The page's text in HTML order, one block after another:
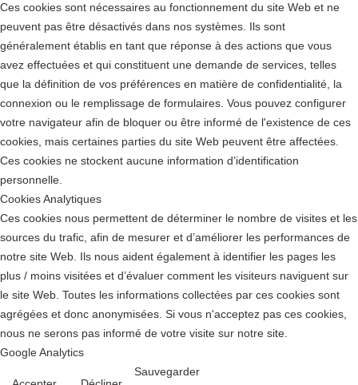
Ces cookies sont nécessaires au fonctionnement du site Web et ne
peuvent pas être désactivés dans nos systèmes. Ils sont
généralement établis en tant que réponse à des actions que vous
avez effectuées et qui constituent une demande de services, telles
que la définition de vos préférences en matière de confidentialité, la
connexion ou le remplissage de formulaires. Vous pouvez configurer
votre navigateur afin de bloquer ou être informé de l'existence de ces
cookies, mais certaines parties du site Web peuvent être affectées.
Ces cookies ne stockent aucune information d’identification
personnelle.
Cookies Analytiques
Ces cookies nous permettent de déterminer le nombre de visites et les
sources du trafic, afin de mesurer et d’améliorer les performances de
notre site Web. Ils nous aident également à identifier les pages les
plus / moins visitées et d’évaluer comment les visiteurs naviguent sur
le site Web. Toutes les informations collectées par ces cookies sont
agrégées et donc anonymisées. Si vous n'acceptez pas ces cookies,
nous ne serons pas informé de votre visite sur notre site.
Google Analytics
Sauvegarder